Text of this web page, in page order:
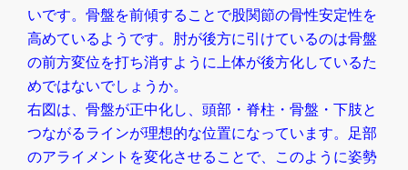
いです。骨盤を前傾することで股関節の骨性安定性を
高めているようです。肘が後方に引けているのは骨盤
の前方変位を打ち消すように上体が後方化しているた
めではないでしょうか。
右図は、骨盤が正中化し、頭部・脊柱・骨盤・下肢と
つながるラインが理想的な位置になっています。足部
のアライメントを変化させることで、このように姿勢